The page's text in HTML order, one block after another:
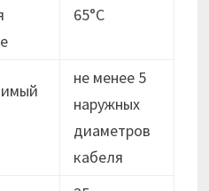
65°С
не менее 5
наружных
диаметров
кабеля